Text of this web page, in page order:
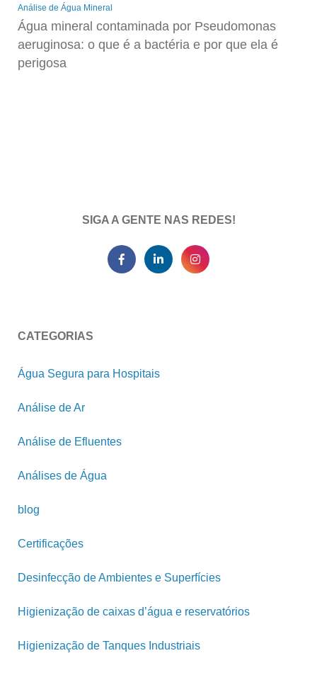
Análise de Água Mineral
Água mineral contaminada por Pseudomonas
aeruginosa: o que é a bactéria e por que ela é
perigosa
SIGA A GENTE NAS REDES!
CATEGORIAS
Água Segura para Hospitais
Análise de Ar
Análise de Efluentes
Análises de Água
blog
Certificações
Desinfecção de Ambientes e Superfícies
Higienização de caixas d’água e reservatórios
Higienização de Tanques Industriais